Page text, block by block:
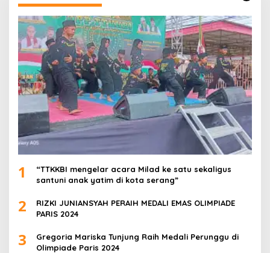
1
“TTKKBI mengelar acara Milad ke satu sekaligus
santuni anak yatim di kota serang”
2
RIZKI JUNIANSYAH PERAIH MEDALI EMAS OLIMPIADE
PARIS 2024
3
Gregoria Mariska Tunjung Raih Medali Perunggu di
Olimpiade Paris 2024